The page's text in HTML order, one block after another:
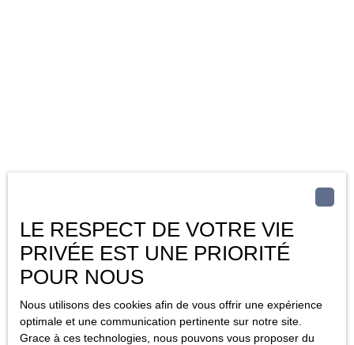
LE RESPECT DE VOTRE VIE
PRIVÉE EST UNE PRIORITÉ
POUR NOUS
Nous utilisons des cookies afin de vous offrir une expérience
optimale et une communication pertinente sur notre site.
Grace à ces technologies, nous pouvons vous proposer du